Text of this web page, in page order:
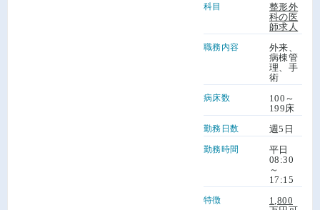
科目
整形外
科の医
師求人
職務内容
外来、
病棟管
理、手
術
病床数
100～
199床
勤務日数 週5日
勤務時間
平日
08:30
～
17:15
特徴
1,800